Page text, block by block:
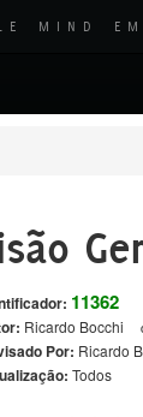
MIND
11362
Ricardo Bocchi
Por: Ricardo
Todos